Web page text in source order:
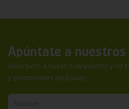
Apúntate a
Suscríbete a nuestra newsletter y no
y promociones exclusivas.